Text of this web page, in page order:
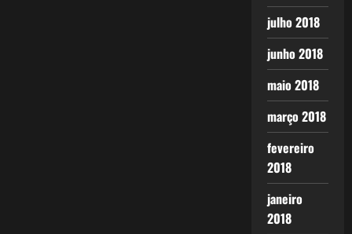
julho 2018
junho 2018
maio 2018
março 2018
fevereiro
2018
janeiro
2018